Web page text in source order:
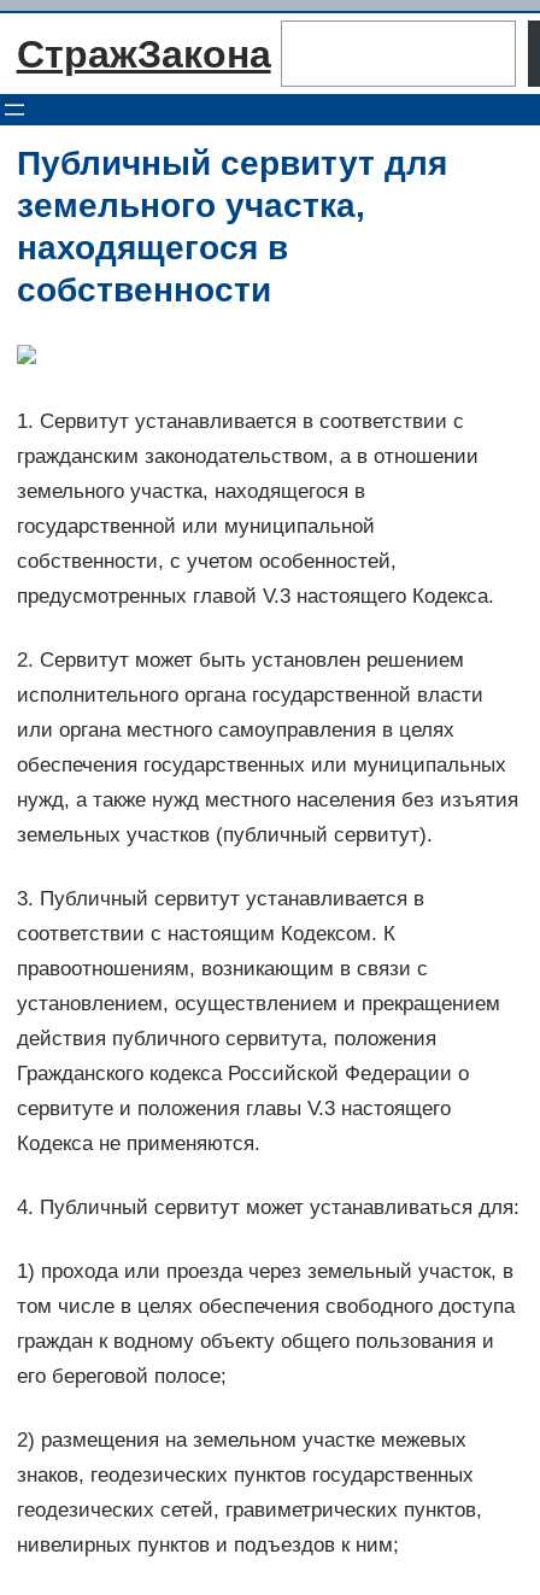
Перейти
СтражЗакона
Публичный сервитут для
земельного участка,
находящегося в
собственности
1. Сервитут устанавливается в соответствии с
гражданским законодательством, а в отношении
земельного участка, находящегося в
государственной или муниципальной
собственности, с учетом особенностей,
предусмотренных главой V.3 настоящего Кодекса.
2. Сервитут может быть установлен решением
исполнительного органа государственной власти
или органа местного самоуправления в целях
обеспечения государственных или муниципальных
нужд, а также нужд местного населения без изъятия
земельных участков (публичный сервитут).
3. Публичный сервитут устанавливается в
соответствии с настоящим Кодексом. К
правоотношениям, возникающим в связи с
установлением, осуществлением и прекращением
действия публичного сервитута, положения
Гражданского кодекса Российской Федерации о
сервитуте и положения главы V.3 настоящего
Кодекса не применяются.
4. Публичный сервитут может устанавливаться для:
1) прохода или проезда через земельный участок, в
том числе в целях обеспечения свободного доступа
граждан к водному объекту общего пользования и
его береговой полосе;
2) размещения на земельном участке межевых
знаков, геодезических пунктов государственных
геодезических сетей, гравиметрических пунктов,
нивелирных пунктов и подъездов к ним;